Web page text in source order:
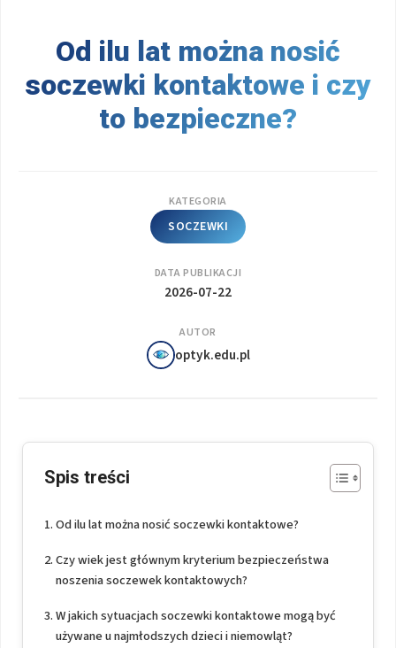
Od ilu lat można nosić
soczewki kontaktowe i czy
to bezpieczne?
KATEGORIA
SOCZEWKI
DATA PUBLIKACJI
2026-07-22
AUTOR
optyk.edu.pl
Spis treści
Od ilu lat można nosić soczewki kontaktowe?
Czy wiek jest głównym kryterium bezpieczeństwa
noszenia soczewek kontaktowych?
W jakich sytuacjach soczewki kontaktowe mogą być
używane u najmłodszych dzieci i niemowląt?